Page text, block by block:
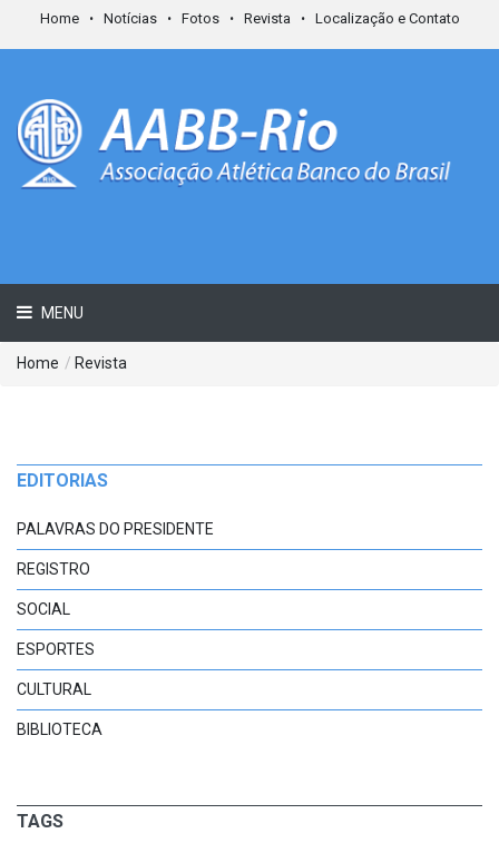
Home Notícias Fotos Revista Localização e Contato
MENU
Home / Revista
EDITORIAS
PALAVRAS DO PRESIDENTE
REGISTRO
SOCIAL
ESPORTES
CULTURAL
BIBLIOTECA
TAGS